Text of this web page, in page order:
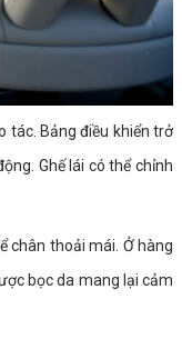
tác. Bảng điều khiển trở
Ghế lái có thể chỉnh
chân thoải mái. Ở hàng
bọc da mang lại cảm